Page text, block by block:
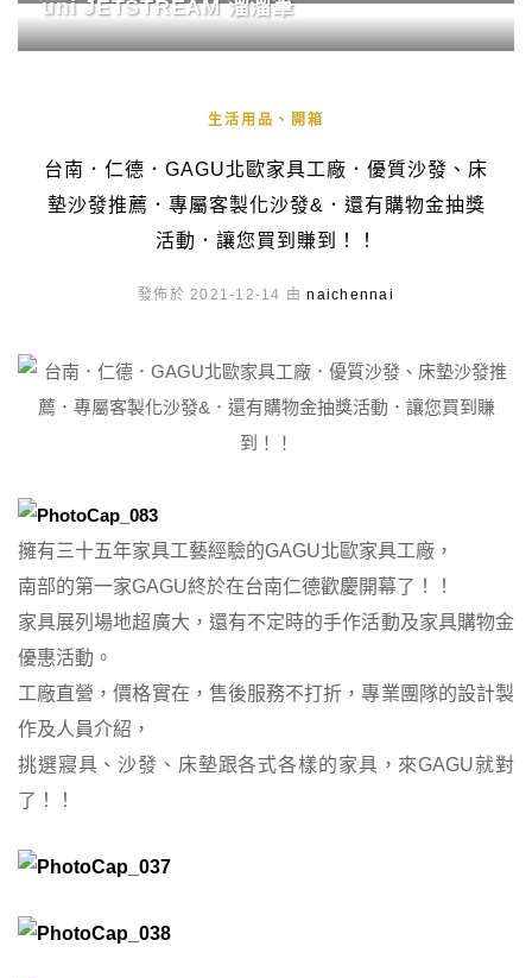
uni JETSTREAM 溜溜筆
生活用品、開箱
台南．仁德．GAGU北歐家具工廠．優質沙發、床
墊沙發推薦．專屬客製化沙發&．還有購物金抽獎
活動．讓您買到賺到！！
發佈於 2021-12-14 由naichennai
擁有三十五年家具工藝經驗的GAGU北歐家具工廠，
南部的第一家GAGU終於在台南仁德歡慶開幕了！！
家具展列場地超廣大，還有不定時的手作活動及家具購物金
優惠活動。
工廠直營，價格實在，售後服務不打折，專業團隊的設計製
作及人員介紹，
挑選寢具、沙發、床墊跟各式各樣的家具，來GAGU就對
了！！